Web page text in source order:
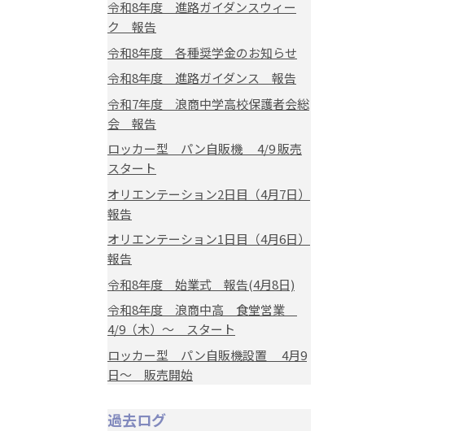
令和8年度 進路ガイダンスウィー
ク 報告
令和8年度 各種奨学金のお知らせ
令和8年度 進路ガイダンス 報告
令和7年度 浪商中学高校保護者会総
会 報告
ロッカー型 パン自販機 4/9 販売
スタート
オリエンテーション2日目（4月7日）
報告
オリエンテーション1日目（4月6日）
報告
令和8年度 始業式 報告(4月8日)
令和8年度 浪商中高 食堂営業
4/9（木）～ スタート
ロッカー型 パン自販機設置 4月9
日～ 販売開始
過去ログ